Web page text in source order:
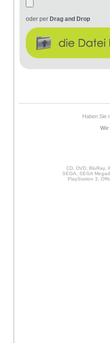
oder per Drag and Drop
Haben Sie
Wir
CD, DVD, BluRay,
SEGA, SEGA
PlayStation 3,